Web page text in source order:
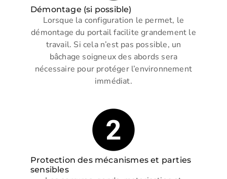
Démontage (si possible)
Lorsque la configuration le permet, le
démontage du portail facilite grandement le
travail. Si cela n’est pas possible, un
bâchage soigneux des abords sera
nécessaire pour protéger l’environnement
immédiat.
Protection des mécanismes et parties
sensibles